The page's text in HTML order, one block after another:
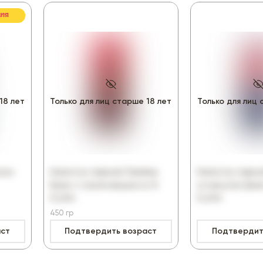
лет
-17%
Только для лиц старше 18 лет
450 гр
Подтвердить возраст
Только для лиц